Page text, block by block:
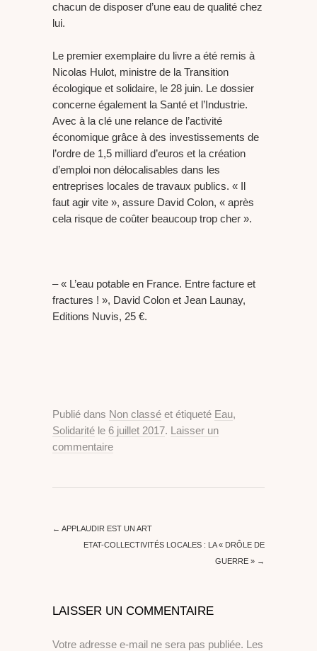
chacun de disposer d’une eau de qualité chez
lui.
Le premier exemplaire du livre a été remis à
Nicolas Hulot, ministre de la Transition
écologique et solidaire, le 28 juin. Le dossier
concerne également la Santé et l’Industrie.
Avec à la clé une relance de l’activité
économique grâce à des investissements de
l’ordre de 1,5 milliard d’euros et la création
d’emploi non délocalisables dans les
entreprises locales de travaux publics. « Il
faut agir vite », assure David Colon, « après
cela risque de coûter beaucoup trop cher ».
– « L’eau potable en France. Entre facture et
fractures ! », David Colon et Jean Launay,
Editions Nuvis, 25 €.
Publié dans Non classé et étiqueté Eau,
Solidarité le 6 juillet 2017. Laisser un
commentaire
← APPLAUDIR EST UN ART
ETAT-COLLECTIVITÉS LOCALES : LA « DRÔLE DE
GUERRE » →
LAISSER UN COMMENTAIRE
Votre adresse e-mail ne sera pas publiée. Les